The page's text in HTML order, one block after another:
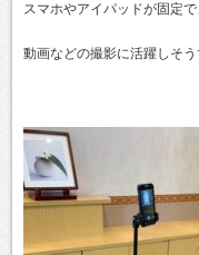
スマホやアイパッドが固定
動画などの撮影に活躍しそう